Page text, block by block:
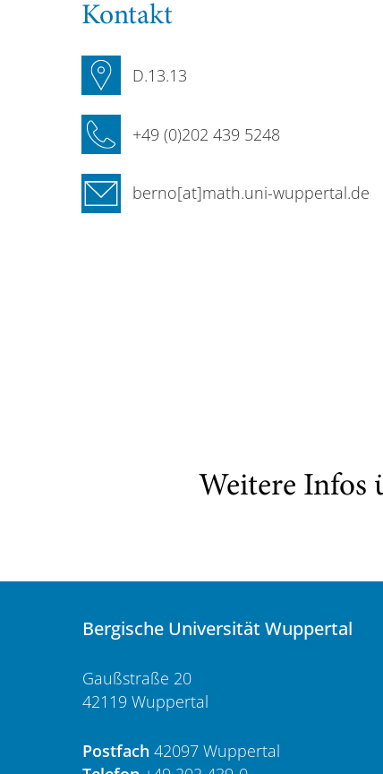
Kontakt
D.13.13
+49 (0)202 439 5248
berno[at]math.uni-wuppertal.de
Weitere Infos
Bergische Universität Wuppertal
Gaußstraße 20
42119 Wuppertal
Postfach 42097 Wuppertal